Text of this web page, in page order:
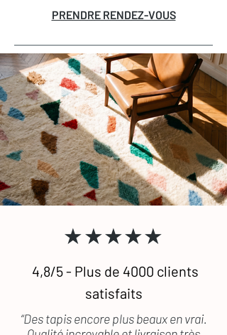
PRENDRE RENDEZ-VOUS
★★★★★
4,8/5 - Plus de 4000 clients
satisfaits
“Des tapis encore plus beaux en vrai.